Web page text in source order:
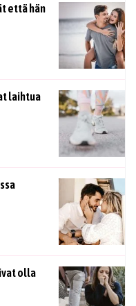
että hän
laihtua
olla